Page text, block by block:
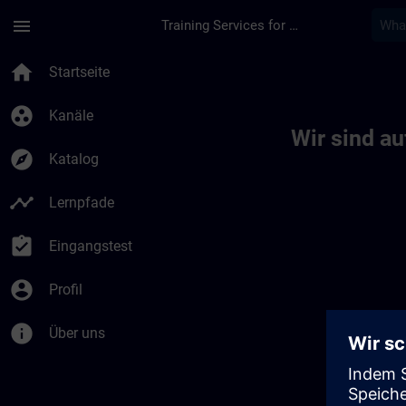
menu Training Services for Digital Industries
home Startseite
group_work Kanäle
explore Katalog
timeline Lernpfade
assignment_turned_in Eingangstest
account_circle Profil
info Über uns
Wir sind